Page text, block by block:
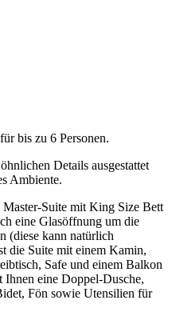
bis zu 6 Personen.
Details ausgestattet
Ambiente.
Suite mit King Size Bett
eine Glasöffnung um die
(diese kann natürlich
die Suite mit einem Kamin,
Safe und einem Balkon
Ihnen eine Doppel-Dusche,
Fön sowie Utensilien für